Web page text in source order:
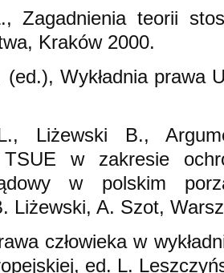
Zagadnienia teorii
Kraków 2000.
(ed.), Wykładnia prawa
Liżewski B.,
TSUE w zakresie
w polskim
Liżewski, A. Szot,
człowieka w
ed. L.